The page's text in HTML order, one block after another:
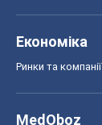
Економіка
Ринки та компанії
MedOboz